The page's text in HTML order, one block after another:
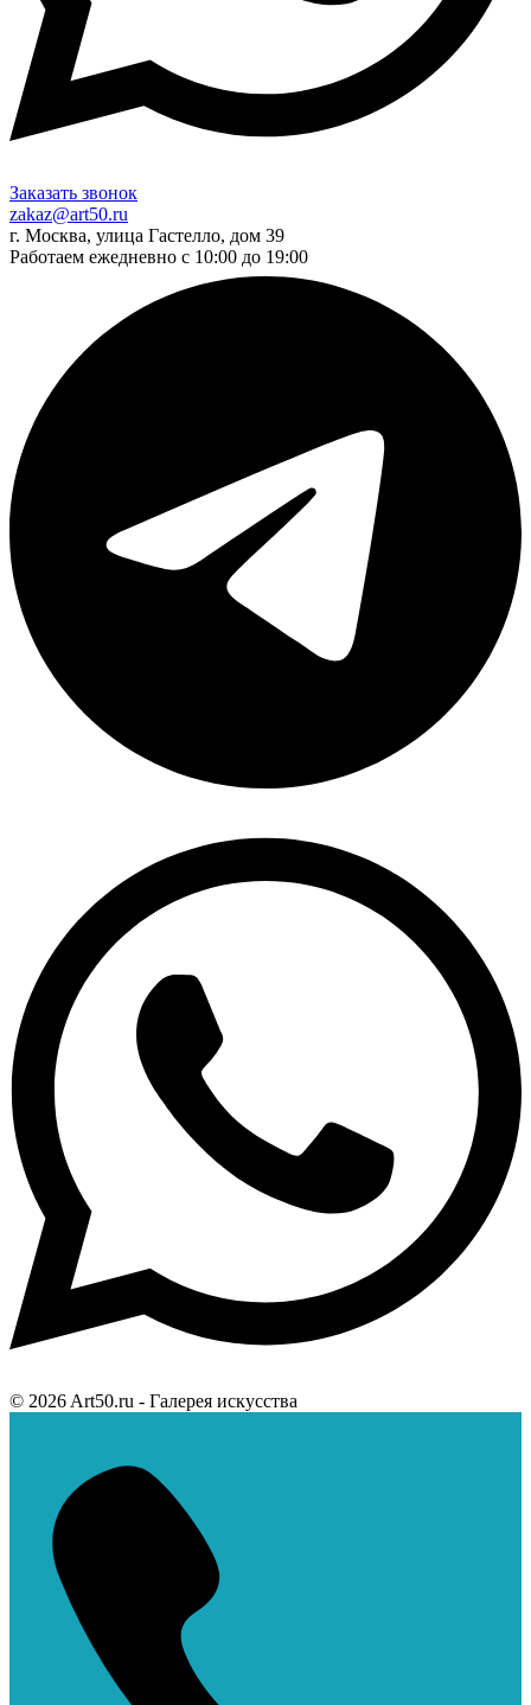
Заказать звонок
zakaz@art50.ru
г. Москва, улица Гастелло, дом 39
Работаем ежедневно с 10:00 до 19:00
© 2026 Art50.ru - Галерея искусства